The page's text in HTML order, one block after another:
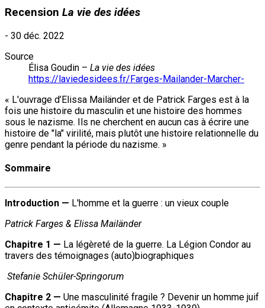
Recension La vie des idées
- 30 déc. 2022
Source
Élisa Goudin – La vie des idées
https://laviedesidees.fr/Farges-Mailander-Marcher-
« L'ouvrage d’Elissa Mailänder et de Patrick Farges est à la
fois une histoire du masculin et une histoire des hommes
sous le nazisme. Ils ne cherchent en aucun cas à écrire une
histoire de "la" virilité, mais plutôt une histoire relationnelle du
genre pendant la période du nazisme. »
Sommaire
Introduction — L'homme et la guerre : un vieux couple
Patrick Farges & Elissa Mailänder
Chapitre 1 — La légèreté de la guerre. La Légion Condor au
travers des témoignages (auto)biographiques
Stefanie Schüler-Springorum
Chapitre 2 — Une masculinité fragile ? Devenir un homme juif